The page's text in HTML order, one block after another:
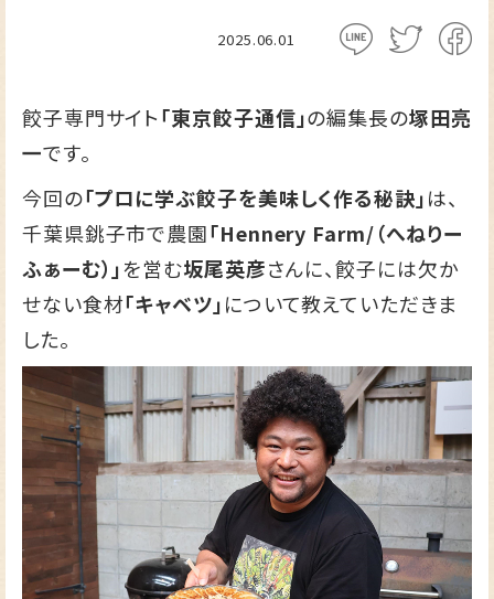
2025.06.01
餃子専門サイト「東京餃子通信」の編集長の塚田亮
一です。
今回の「プロに学ぶ餃子を美味しく作る秘訣」は、
千葉県銚子市で農園「Hennery Farm/（へねりー
ふぁーむ）」を営む坂尾英彦さんに、餃子には欠か
せない食材「キャベツ」について教えていただきま
した。